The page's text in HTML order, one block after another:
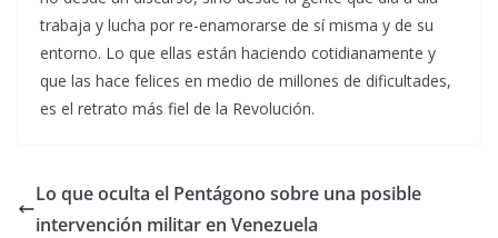
trabaja y lucha por re-enamorarse de sí misma y de su
entorno. Lo que ellas están haciendo cotidianamente y
que las hace felices en medio de millones de dificultades,
es el retrato más fiel de la Revolución.
Lo que oculta el Pentágono sobre una posible
intervención militar en Venezuela